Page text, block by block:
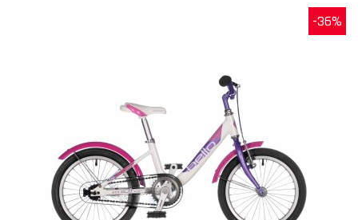
-36%